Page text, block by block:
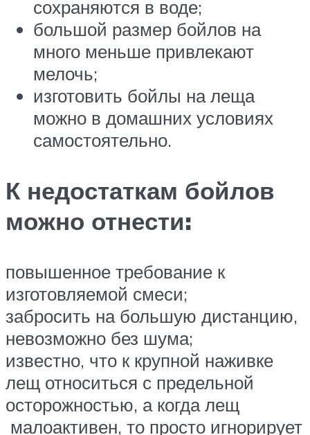
сохраняются в воде;
большой размер бойлов на
много меньше привлекают
мелочь;
изготовить бойлы на леща
можно в домашних условиях
самостоятельно.
К недостаткам бойлов
можно отнести:
повышенное требование к
изготовляемой смеси;
забросить на большую дистанцию,
невозможно без шума;
известно, что к крупной наживке
лещ относиться с предельной
осторожностью, а когда лещ
малоактивен, то просто игнорирует